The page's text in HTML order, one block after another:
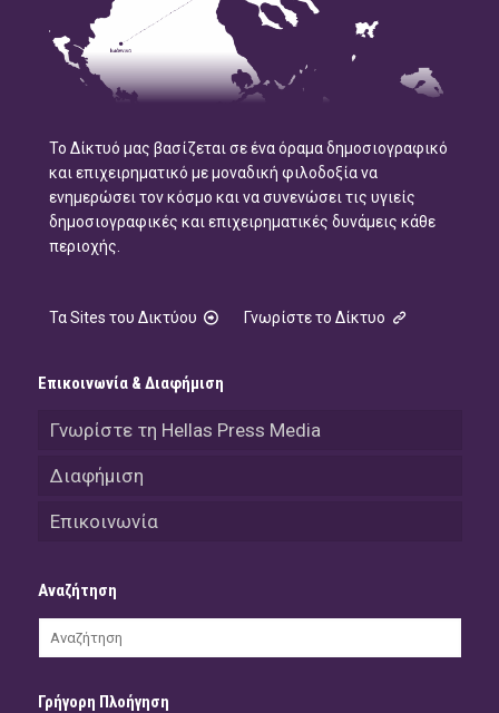
Το Δίκτυό μας βασίζεται σε ένα όραμα δημοσιογραφικό
και επιχειρηματικό με μοναδική φιλοδοξία να
ενημερώσει τον κόσμο και να συνενώσει τις υγιείς
δημοσιογραφικές και επιχειρηματικές δυνάμεις κάθε
περιοχής.
Τα Sites του Δικτύου Γνωρίστε το Δίκτυο
Επικοινωνία & Διαφήμιση
Γνωρίστε τη Hellas Press Media
Διαφήμιση
Επικοινωνία
Αναζήτηση
Γρήγορη Πλοήγηση